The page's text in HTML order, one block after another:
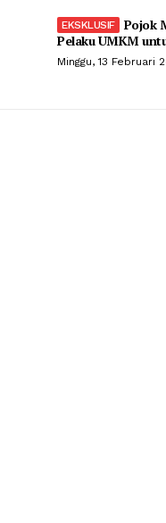
Pojok
Pelaku UMKM
Minggu, 13 Februari